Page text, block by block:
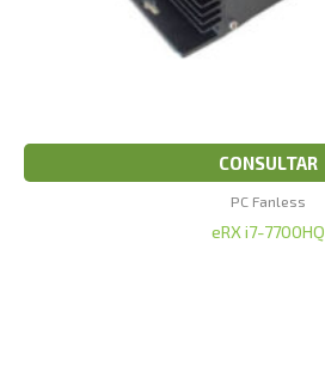
CONSULTAR
PC Fanless
eRX i7-7700HQ